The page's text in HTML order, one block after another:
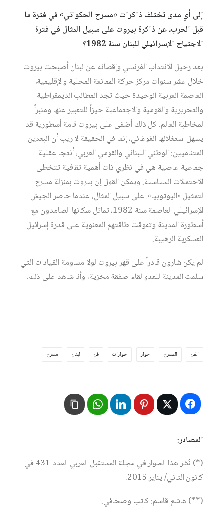
إلى أي مدى تختلف ذاكرات «مسرح الحكواتي» في فترة ما
قبل الحرب، عن ذاكرة بيروت على سبيل المثال في فترة
الاجتياح الإسرائيلي للبنان سنة 1982؟
بعد رحيل الانتداب الفرنسي وإقصائه عن لبنان أصبحت بيروت
خلال عشر سنوات مركز حركة الممانعة المحلية والإقليمية،
العاصمة العربية الوحيدة حيث تجد المطالب الديمقراطية
والتحريرية والقومية والاجتماعية حيزاً للتعبير عنها ومنبراً
لمخاطبة العالم. كل ذلك أضفى على بيروت قامة أسطورية قد
يسهل استغلالها الغوغائي، إنما في الحقيقة لا ريب أن البعدين
المتناميين: الوطني اللبناني والقومي العربي، أنتجا عقلية
جماعية عاصية هي في نظري ذات أهمية ثقافية تتخطى
الاحتمالات السياسية. ويمكن القول إن بيروت بمنزلة مسرح
لتمثيل «اليوتوبيا». على سبيل المثال، عندما حاصر الجيش
الإسرائيلي العاصمة سنة 1982، تماثل سكانها الصامدون مع
أسطورة المدينة وتفوقت طاقتهم المعنوية على قدرة إسرائيل
العسكرية الرهيبة.
لم يكن شارون قادراً على قهر بيروت لولا مساومة القيادات التي
سلمت المدينة للعدو لقاء صفقة مخزية، وأنا شاهد على ذلك.
الفن المسرح حوار حوارات فن لبنان مسرح
المصادر:
(*) نُشر هذا الحوار في مجلة المستقبل العربي العدد 431 في
كانون الثاني/ يناير 2015.
(**) هاشم قاسم: كاتب وصحافي.